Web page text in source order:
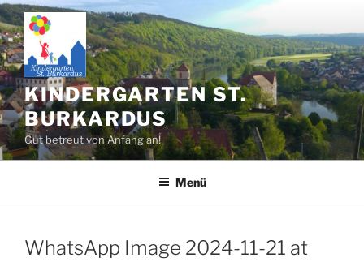
Zum
Inhalt
springen
KINDERGARTEN ST.
BURKARDUS
Gut betreut von Anfang an!
Menü
WhatsApp Image 2024-11-21 at